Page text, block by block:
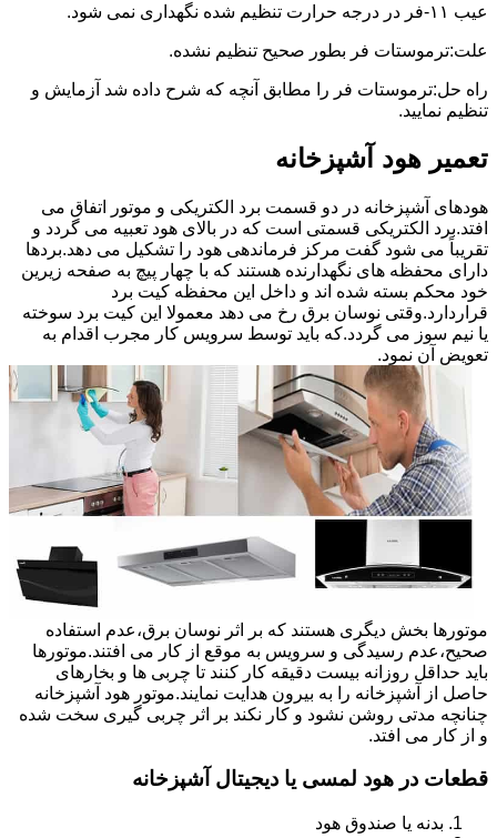
عیب ۱۱-فر در درجه حرارت تنظیم شده نگهداری نمی شود.
علت:ترموستات فر بطور صحیح تنظیم نشده.
راه حل:ترموستات فر را مطابق آنچه که شرح داده شد آزمایش و
تنظیم نمایید.
تعمیر هود آشپزخانه
هودهای آشپزخانه در دو قسمت برد الکتریکی و موتور اتفاق می
افتد.برد الکتریکی قسمتی است که در بالای هود تعبیه می گردد و
تقریباً می شود گفت مرکز فرماندهی هود را تشکیل می دهد.بردها
دارای محفظه های نگهدارنده هستند که با چهار پیچ به صفحه زیرین
خود محکم بسته شده اند و داخل این محفظه کیت برد
قراردارد.وقتی نوسان برق رخ می دهد معمولا این کیت برد سوخته
یا نیم سوز می گردد.که باید توسط سرویس کار مجرب اقدام به
تعویض آن نمود.
موتورها بخش دیگری هستند که بر اثر نوسان برق،عدم استفاده
صحیح،عدم رسیدگی و سرویس به موقع از کار می افتند.موتورها
باید حداقل روزانه بیست دقیقه کار کنند تا چربی ها و بخارهای
حاصل از آشپزخانه را به بیرون هدایت نمایند.موتور هود آشپزخانه
چنانچه مدتی روشن نشود و کار نکند بر اثر چربی گیری سخت شده
و از کار می افتد.
قطعات در هود لمسی یا دیجیتال آشپزخانه
بدنه یا صندوق هود